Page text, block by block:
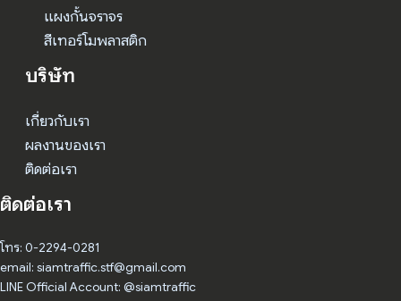
แผงกั้นจราจร
สีเทอร์โมพลาสติก
บริษัท
เกี่ยวกับเรา
ผลงานของเรา
ติดต่อเรา
ติดต่อเรา
โทร: 0-2294-0281
email: siamtraffic.stf@gmail.com
LINE Official Account: @siamtraffic